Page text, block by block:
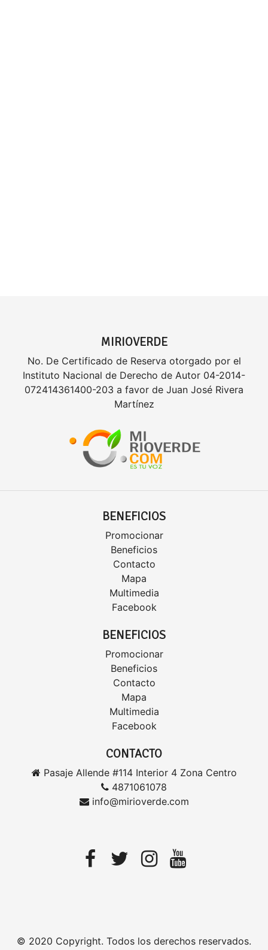
MIRIOVERDE
No. De Certificado de Reserva otorgado por el
Instituto Nacional de Derecho de Autor 04-2014-
072414361400-203 a favor de Juan José Rivera
Martínez
BENEFICIOS
Promocionar
Beneficios
Contacto
Mapa
Multimedia
Facebook
BENEFICIOS
Promocionar
Beneficios
Contacto
Mapa
Multimedia
Facebook
CONTACTO
Pasaje Allende #114 Interior 4 Zona Centro
4871061078
info@mirioverde.com
© 2020 Copyright. Todos los derechos reservados.